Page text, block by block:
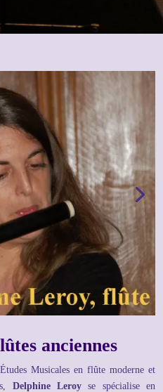
anciennes
Musicales en flûte moderne et
Delphine Leroyse spécialise en